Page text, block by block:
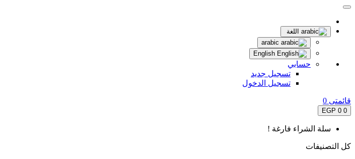
اللغة
حسابي
تسجيل جديد
تسجيل الدخول
قائمتى 0
0
0 EGP
سلة الشراء فارغة !
كل التصنيفات